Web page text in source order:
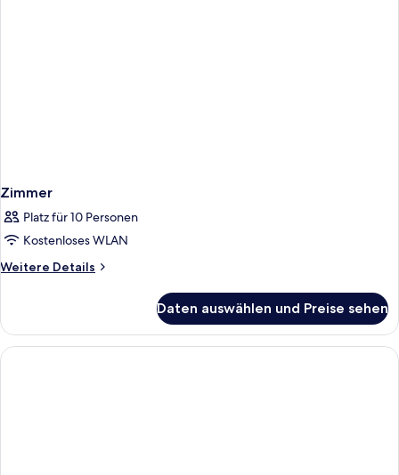
Zimmer
Platz für 10 Personen
Kostenloses WLAN
Weitere Details
Weitere
Daten auswählen und Preise sehen